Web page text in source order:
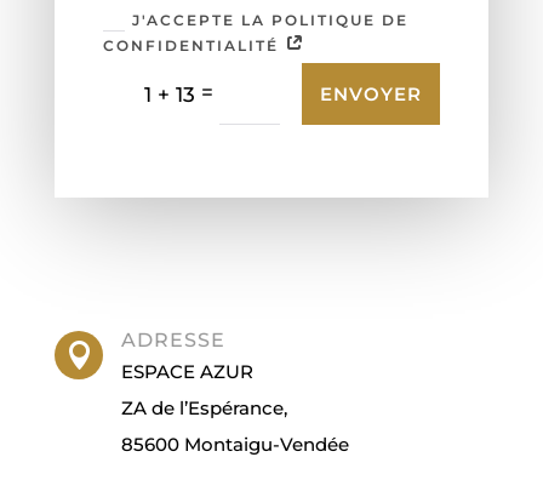
J'ACCEPTE LA POLITIQUE DE
CONFIDENTIALITÉ
1 + 13 = ENVOYER

ADRESSE
ESPACE AZUR
ZA de l’Espérance,
85600 Montaigu-Vendée